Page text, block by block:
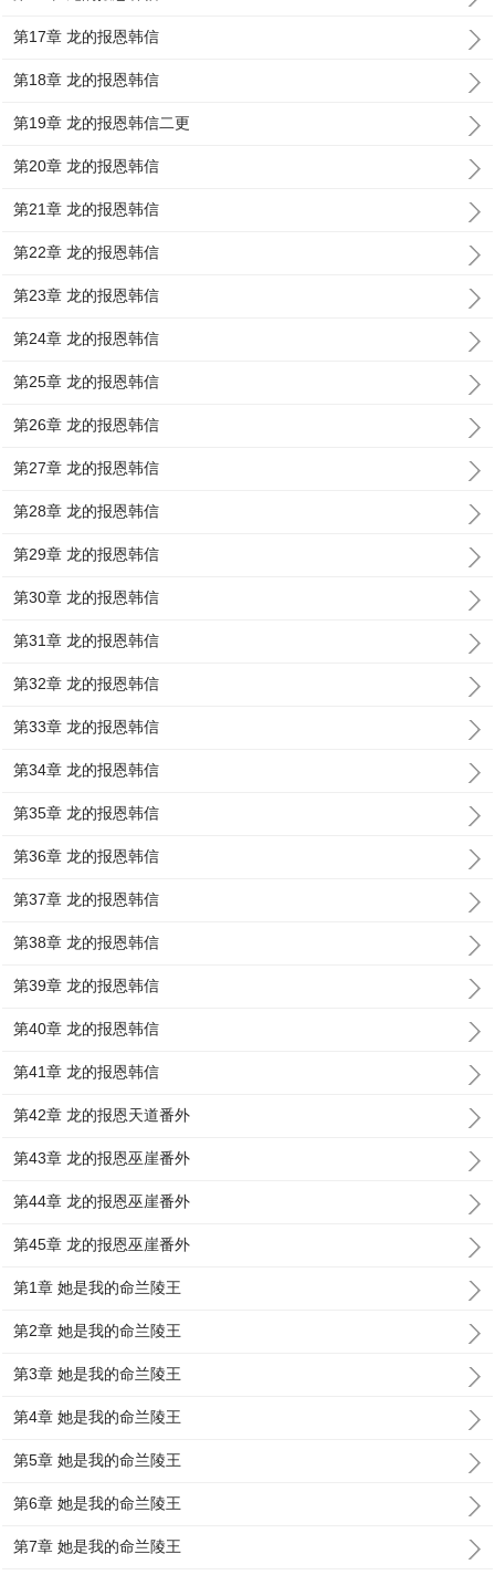
第17章 龙的报恩韩信
第18章 龙的报恩韩信
第19章 龙的报恩韩信二更
第20章 龙的报恩韩信
第21章 龙的报恩韩信
第22章 龙的报恩韩信
第23章 龙的报恩韩信
第24章 龙的报恩韩信
第25章 龙的报恩韩信
第26章 龙的报恩韩信
第27章 龙的报恩韩信
第28章 龙的报恩韩信
第29章 龙的报恩韩信
第30章 龙的报恩韩信
第31章 龙的报恩韩信
第32章 龙的报恩韩信
第33章 龙的报恩韩信
第34章 龙的报恩韩信
第35章 龙的报恩韩信
第36章 龙的报恩韩信
第37章 龙的报恩韩信
第38章 龙的报恩韩信
第39章 龙的报恩韩信
第40章 龙的报恩韩信
第41章 龙的报恩韩信
第42章 龙的报恩天道番外
第43章 龙的报恩巫崖番外
第44章 龙的报恩巫崖番外
第45章 龙的报恩巫崖番外
第1章 她是我的命兰陵王
第2章 她是我的命兰陵王
第3章 她是我的命兰陵王
第4章 她是我的命兰陵王
第5章 她是我的命兰陵王
第6章 她是我的命兰陵王
第7章 她是我的命兰陵王